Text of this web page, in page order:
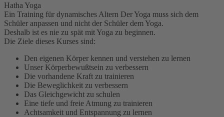
Hatha Yoga
Ein Training für dynamisches Altern Der Yoga muss sich dem
Schüler anpassen und nicht der Schüler dem Yoga.
Deshalb ist es nie zu spät mit Yoga zu beginnen.
Die Ziele dieses Kurses sind:
Den eigenen Körper kennen und verstehen zu lernen
Unser Körperbewußtsein zu verbessern
Die vorhandene Kraft zu trainieren
Die Beweglichkeit zu verbessern
Das Gleichgewicht zu schulen
Eine tiefe und freie Atmung zu trainieren
Achtsamkeit und Entspannung zu lernen